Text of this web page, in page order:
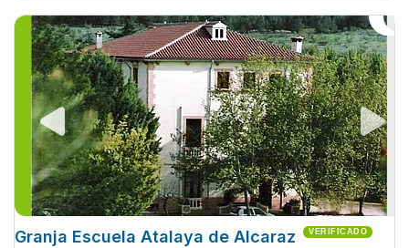
Granja Escuela Atalaya de Alcaraz VERIFICADO